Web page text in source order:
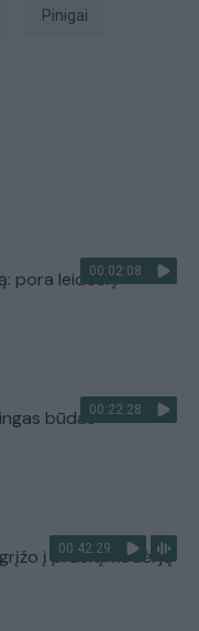
pinigai
00:02:08
pora leidosi į
00:22:28
būdas
00:42:29
į praeitį: kodėl jų